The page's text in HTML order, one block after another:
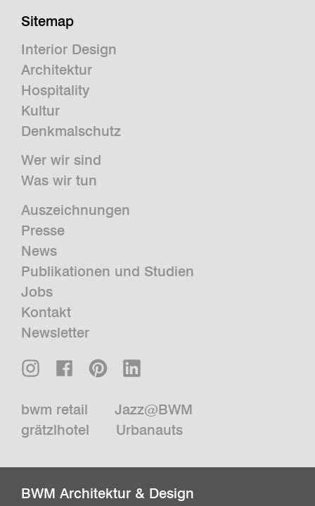
Sitemap
Interior Design
Architektur
Hospitality
Kultur
Denkmalschutz
Wer wir sind
Was wir tun
Auszeichnungen
Presse
News
Publikationen und Studien
Jobs
Kontakt
Newsletter
bwm retail
Jazz@BWM
grätzlhotel
Urbanauts
BWM Architektur & Design